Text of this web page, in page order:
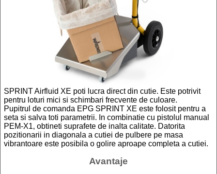
SPRINT Airfluid XE poti lucra direct din cutie. Este potrivit
pentru loturi mici si schimbari frecvente de culoare.
Pupitrul de comanda EPG SPRINT XE este folosit pentru a
seta si salva toti parametrii. In combinatie cu pistolul manual
PEM-X1, obtineti suprafete de inalta calitate. Datorita
pozitionarii in diagonala a cutiei de pulbere pe masa
vibrantoare este posibila o golire aproape completa a cutiei.
Avantaje